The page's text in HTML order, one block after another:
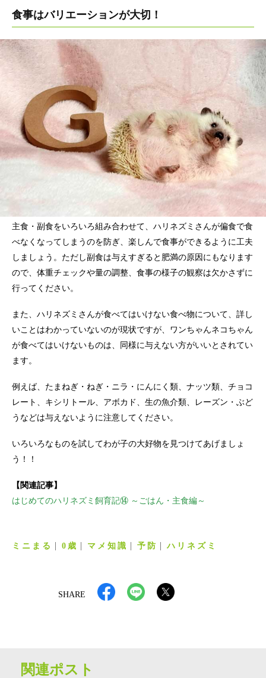
食事はバリエーションが大切！
主食・副食をいろいろ組み合わせて、ハリネズミさんが偏食で食
べなくなってしまうのを防ぎ、楽しんで食事ができるように工夫
しましょう。ただし副食は与えすぎると肥満の原因にもなります
ので、体重チェックや量の調整、食事の様子の観察は欠かさずに
行ってください。
また、ハリネズミさんが食べてはいけない食べ物について、詳し
いことはわかっていないのが現状ですが、ワンちゃんネコちゃん
が食べてはいけないものは、同様に与えない方がいいとされてい
ます。
例えば、たまねぎ・ねぎ・ニラ・にんにく類、ナッツ類、チョコ
レート、キシリトール、アボカド、生の魚介類、レーズン・ぶど
うなどは与えないように注意してください。
いろいろなものを試してわが子の大好物を見つけてあげましょ
う！！
【関連記事】
はじめてのハリネズミ飼育記⑭ ～ごはん・主食編～
ミニまる 0歳 マメ知識 予防 ハリネズミ
SHARE
関連ポスト